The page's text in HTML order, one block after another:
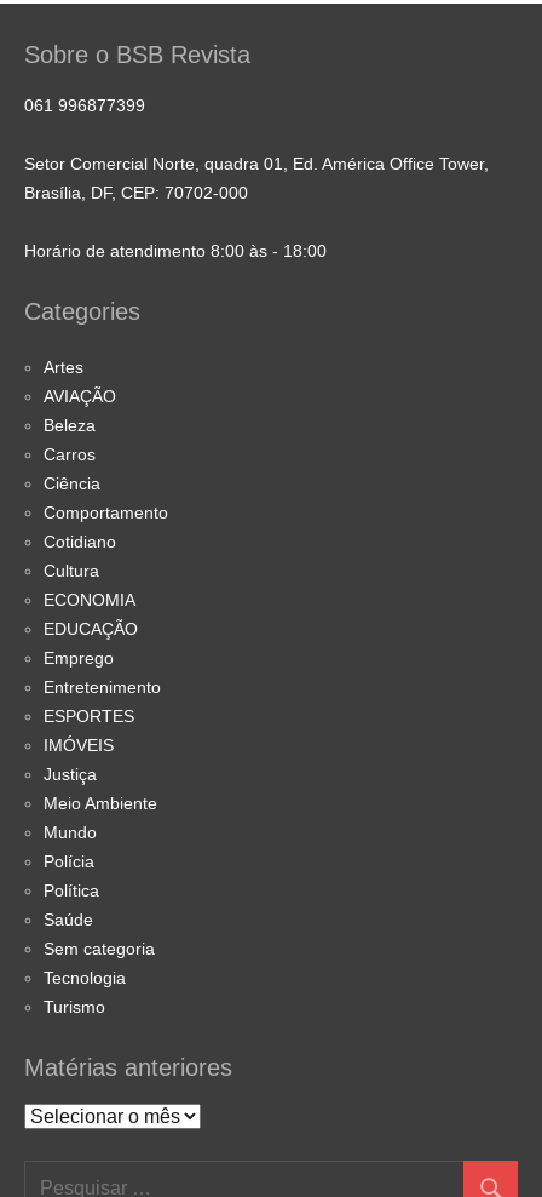
Sobre o BSB Revista
061 996877399
Setor Comercial Norte, quadra 01, Ed. América Office Tower,
Brasília, DF, CEP: 70702-000
Horário de atendimento 8:00 às - 18:00
Categories
Artes
AVIAÇÃO
Beleza
Carros
Ciência
Comportamento
Cotidiano
Cultura
ECONOMIA
EDUCAÇÃO
Emprego
Entretenimento
ESPORTES
IMÓVEIS
Justiça
Meio Ambiente
Mundo
Polícia
Política
Saúde
Sem categoria
Tecnologia
Turismo
Matérias anteriores
Matérias